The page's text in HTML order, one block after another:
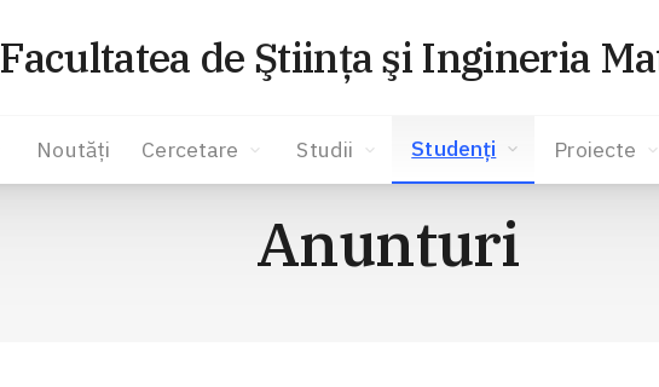
Facultatea de Ştiinţa şi Ingineria
Noutăți Cercetare Studii Studenţi Proiecte
Anunturi